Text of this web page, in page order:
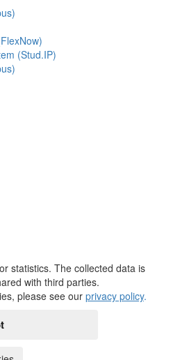
(Stud.IP)
statistics. The collected data is
with third parties.
please see our privacy policy.